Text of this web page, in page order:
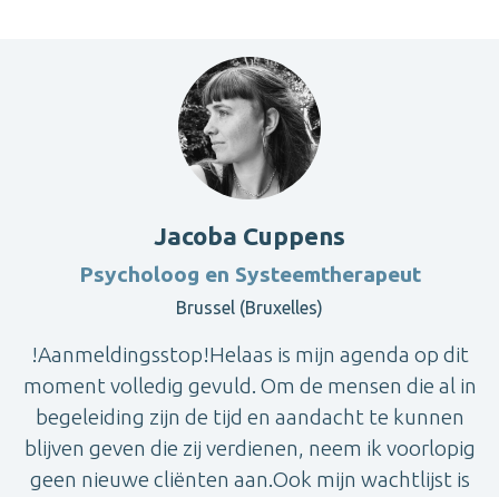
Jacoba Cuppens
Psycholoog en Systeemtherapeut
Brussel (Bruxelles)
!Aanmeldingsstop!Helaas is mijn agenda op dit
moment volledig gevuld. Om de mensen die al in
begeleiding zijn de tijd en aandacht te kunnen
blijven geven die zij verdienen, neem ik voorlopig
geen nieuwe cliënten aan.Ook mijn wachtlijst is